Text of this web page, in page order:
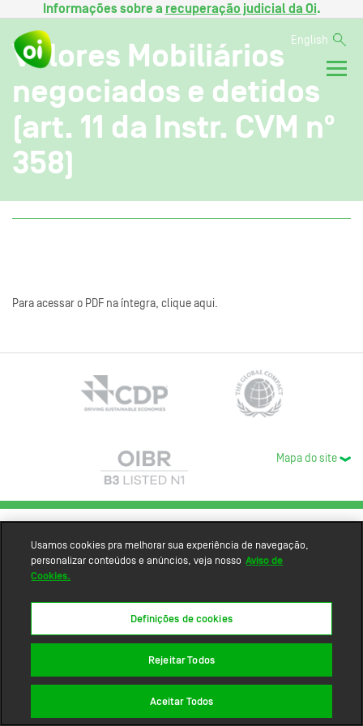
Informações sobre a recuperação judicial da Oi.
English
Valores Mobiliários
negociados e detidos
(art. 11 da Instr. CVM nº
358)
Para acessar o PDF na íntegra, clique aqui.
Mapa do site
Usamos cookies pra melhorar sua experiência de navegação,
personalizar conteúdos e anúncios, veja nosso Aviso de
Cookies.
Definições de cookies
Rejeitar Todos
Aceitar Todos